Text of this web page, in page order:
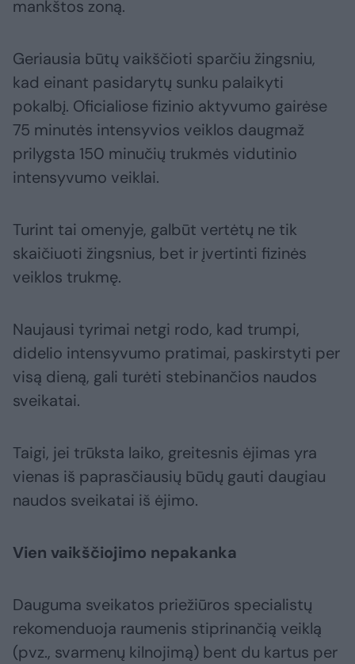
mankštos zoną.
Geriausia būtų vaikščioti sparčiu žingsniu,
kad einant pasidarytų sunku palaikyti
pokalbį. Oficialiose fizinio aktyvumo gairėse
75 minutės intensyvios veiklos daugmaž
prilygsta 150 minučių trukmės vidutinio
intensyvumo veiklai.
Turint tai omenyje, galbūt vertėtų ne tik
skaičiuoti žingsnius, bet ir įvertinti fizinės
veiklos trukmę.
Naujausi tyrimai netgi rodo, kad trumpi,
didelio intensyvumo pratimai, paskirstyti per
visą dieną, gali turėti stebinančios naudos
sveikatai.
Taigi, jei trūksta laiko, greitesnis ėjimas yra
vienas iš paprasčiausių būdų gauti daugiau
naudos sveikatai iš ėjimo.
Vien vaikščiojimo nepakanka
Dauguma sveikatos priežiūros specialistų
rekomenduoja raumenis stiprinančią veiklą
(pvz., svarmenų kilnojimą) bent du kartus per